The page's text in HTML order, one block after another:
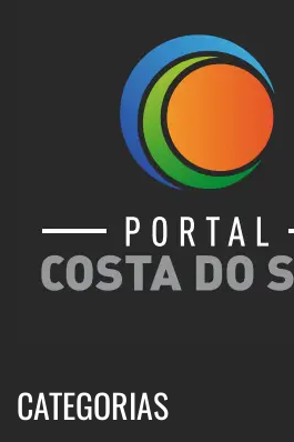
CATEGORIAS